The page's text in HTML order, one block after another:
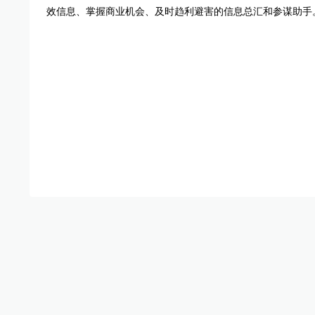
效信息、掌握商业机会、及时趋利避害的信息总汇和参谋助手